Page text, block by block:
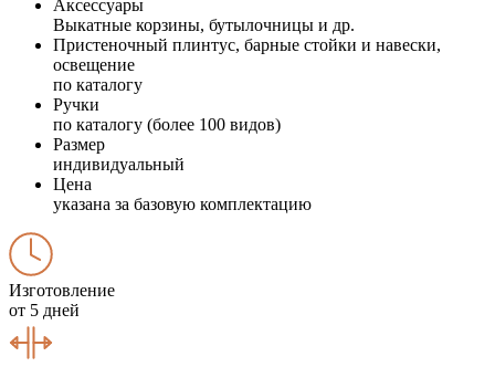
Аксессуары
Выкатные корзины, бутылочницы и др.
Пристеночный плинтус, барные стойки и навески,
освещение
по каталогу
Ручки
по каталогу (более 100 видов)
Размер
индивидуальный
Цена
указана за базовую комплектацию
Изготовление
от 5 дней